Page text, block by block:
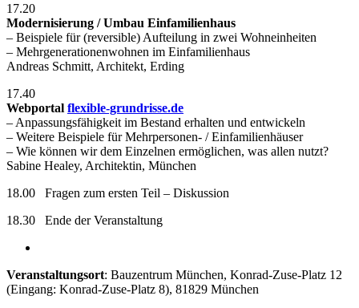
17.20
Modernisierung / Umbau Einfamilienhaus
– Beispiele für (reversible) Aufteilung in zwei Wohneinheiten
– Mehrgenerationenwohnen im Einfamilienhaus
Andreas Schmitt, Architekt, Erding
17.40
Webportal flexible-grundrisse.de
– Anpassungsfähigkeit im Bestand erhalten und entwickeln
– Weitere Beispiele für Mehrpersonen- / Einfamilienhäuser
– Wie können wir dem Einzelnen ermöglichen, was allen nutzt?
Sabine Healey, Architektin, München
18.00 Fragen zum ersten Teil – Diskussion
18.30 Ende der Veranstaltung
Veranstaltungsort: Bauzentrum München, Konrad-Zuse-Platz 12
(Eingang: Konrad-Zuse-Platz 8), 81829 München